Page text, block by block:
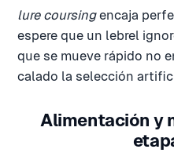
lure coursingencaja
espere que un lebrel
que se mueve rápido no
calado la selección
Alimentación y